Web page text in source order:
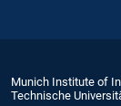
Munich Institute of
Technische